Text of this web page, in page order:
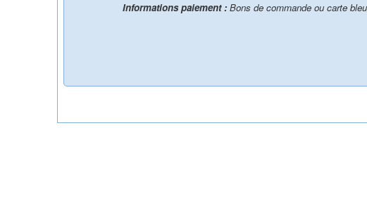
Informations paiement : Bons de commande ou carte